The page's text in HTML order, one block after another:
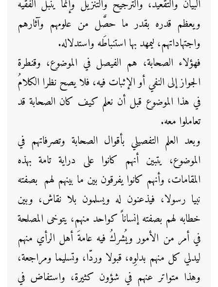
البيان والتقعيد، والترجيح والتنزيل وإنما ينبل الفقيه
ويعظم قدره بقدر ما حصَّل من علومهم وآثارهم
واجتهاداتهم، ليمهد بها استنباطَه واستدلاله.
فهؤلاء الصحابة، هم الفيصل في الموضوع، وقنطرة
الجواز إلى النفي أو الإثبات فيه، فلا يصح نظرا الكلامُ
في هذا الموضوع قبل أن نعلم كيف كان الصحابة قد
تعاملوا معه.
وبعد العلم التفصيلي بأقوال الصحابة وتصرفاتهم في
الموضوع، يتبين أنهم كانوا على دراية تامة بهذه
المقامات، وأنهم كانوا يفرقون بين ما بينهم لهم بصفته
نبيا رسولا، فيذعنون له ويسلمون بلا نقاش، وبين
خطابه لهم بصفته إنساناً كواحد منهم، يتوخى المصلحة
في أمر من الأمور ويُشركُ فيه عامةَ أهل الرأي منهم
ليدلي كل منهم بدلوِه، قبولا وردّا، وتسليما ومراجعة،
وهذا متواتر عنهم في شؤون كثيرة، واستفاض في